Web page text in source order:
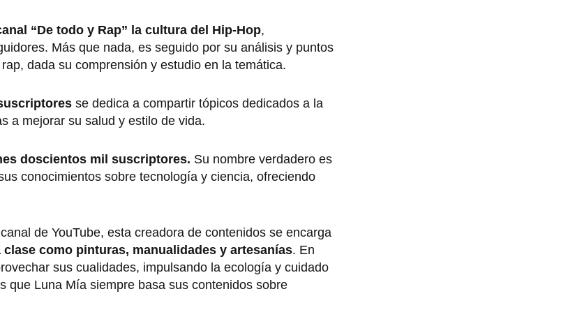
“De todo y Rap” la cultura del Hip-Hop,
Más que nada, es seguido por su análisis y puntos
dada su comprensión y estudio en la temática.
se dedica a compartir tópicos dedicados a la
a mejorar su salud y estilo de vida.
doscientos mil suscriptores. Su nombre verdadero es
conocimientos sobre tecnología y ciencia, ofreciendo
de YouTube, esta creadora de contenidos se encarga
como pinturas, manualidades y artesanías. En
sus cualidades, impulsando la ecología y cuidado
que Luna Mía siempre basa sus contenidos sobre